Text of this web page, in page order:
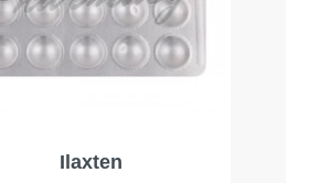
Ilaxten